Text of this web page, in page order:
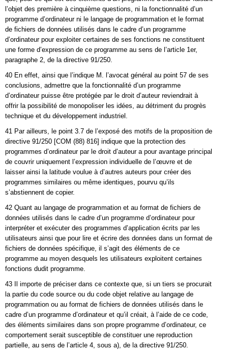
l’objet des première à cinquième questions, ni la fonctionnalité d’un
programme d’ordinateur ni le langage de programmation et le format
de fichiers de données utilisés dans le cadre d’un programme
d’ordinateur pour exploiter certaines de ses fonctions ne constituent
une forme d’expression de ce programme au sens de l’article 1er,
paragraphe 2, de la directive 91/250.
40 En effet, ainsi que l’indique M. l’avocat général au point 57 de ses
conclusions, admettre que la fonctionnalité d’un programme
d’ordinateur puisse être protégée par le droit d’auteur reviendrait à
offrir la possibilité de monopoliser les idées, au détriment du progrès
technique et du développement industriel.
41 Par ailleurs, le point 3.7 de l’exposé des motifs de la proposition de
directive 91/250 [COM (88) 816] indique que la protection des
programmes d’ordinateur par le droit d’auteur a pour avantage principal
de couvrir uniquement l’expression individuelle de l’œuvre et de
laisser ainsi la latitude voulue à d’autres auteurs pour créer des
programmes similaires ou même identiques, pourvu qu’ils
s’abstiennent de copier.
42 Quant au langage de programmation et au format de fichiers de
données utilisés dans le cadre d’un programme d’ordinateur pour
interpréter et exécuter des programmes d’application écrits par les
utilisateurs ainsi que pour lire et écrire des données dans un format de
fichiers de données spécifique, il s’agit des éléments de ce
programme au moyen desquels les utilisateurs exploitent certaines
fonctions dudit programme.
43 Il importe de préciser dans ce contexte que, si un tiers se procurait
la partie du code source ou du code objet relative au langage de
programmation ou au format de fichiers de données utilisés dans le
cadre d’un programme d’ordinateur et qu’il créait, à l’aide de ce code,
des éléments similaires dans son propre programme d’ordinateur, ce
comportement serait susceptible de constituer une reproduction
partielle, au sens de l’article 4, sous a), de la directive 91/250.